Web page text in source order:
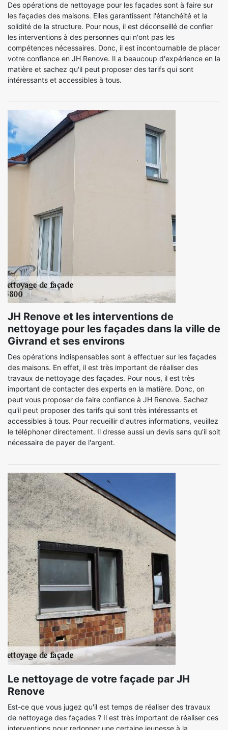
Des opérations de nettoyage pour les façades sont à faire sur
les façades des maisons. Elles garantissent l'étanchéité et la
solidité de la structure. Pour nous, il est déconseillé de confier
les interventions à des personnes qui n'ont pas les
compétences nécessaires. Donc, il est incontournable de placer
votre confiance en JH Renove. Il a beaucoup d'expérience en la
matière et sachez qu'il peut proposer des tarifs qui sont
intéressants et accessibles à tous.
JH Renove et les interventions de
nettoyage pour les façades dans la ville de
Givrand et ses environs
Des opérations indispensables sont à effectuer sur les façades
des maisons. En effet, il est très important de réaliser des
travaux de nettoyage des façades. Pour nous, il est très
important de contacter des experts en la matière. Donc, on
peut vous proposer de faire confiance à JH Renove. Sachez
qu'il peut proposer des tarifs qui sont très intéressants et
accessibles à tous. Pour recueillir d'autres informations, veuillez
le téléphoner directement. Il dresse aussi un devis sans qu'il soit
nécessaire de payer de l'argent.
Le nettoyage de votre façade par JH
Renove
Est-ce que vous jugez qu'il est temps de réaliser des travaux
de nettoyage des façades ? Il est très important de réaliser ces
interventions pour redonner une certaine jeunesse à la